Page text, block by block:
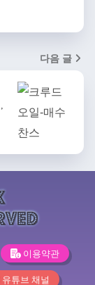
다음 글
이용약관
유튜브 채널